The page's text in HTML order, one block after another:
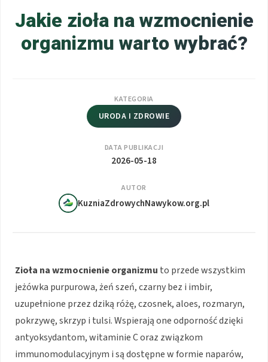
Jakie zioła na wzmocnienie
organizmu warto wybrać?
KATEGORIA
URODA I ZDROWIE
DATA PUBLIKACJI
2026-05-18
AUTOR
KuzniaZdrowychNawykow.org.pl
Zioła na wzmocnienie organizmu to przede wszystkim
jeżówka purpurowa, żeń szeń, czarny bez i imbir,
uzupełnione przez dziką różę, czosnek, aloes, rozmaryn,
pokrzywę, skrzyp i tulsi. Wspierają one odporność dzięki
antyoksydantom, witaminie C oraz związkom
immunomodulacyjnym i są dostępne w formie naparów,